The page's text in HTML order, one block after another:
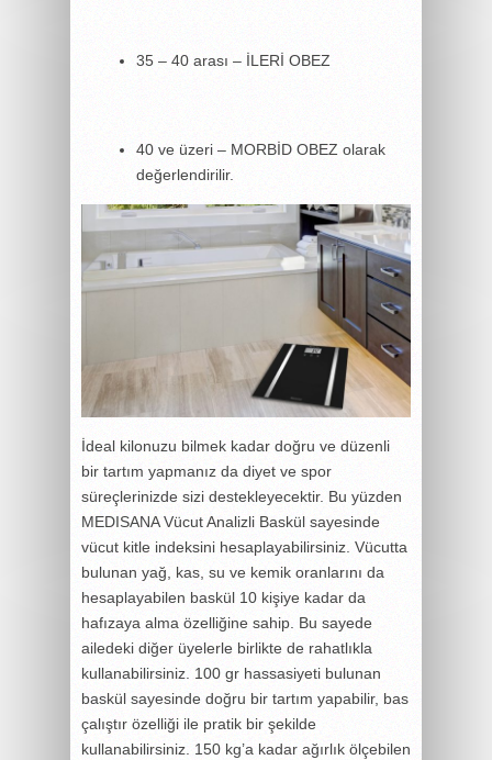
35 – 40 arası – İLERİ OBEZ
40 ve üzeri – MORBİD OBEZ olarak
değerlendirilir.
İdeal kilonuzu bilmek kadar doğru ve düzenli
bir tartım yapmanız da diyet ve spor
süreçlerinizde sizi destekleyecektir. Bu yüzden
MEDISANA Vücut Analizli Baskül sayesinde
vücut kitle indeksini hesaplayabilirsiniz. Vücutta
bulunan yağ, kas, su ve kemik oranlarını da
hesaplayabilen baskül 10 kişiye kadar da
hafızaya alma özelliğine sahip. Bu sayede
ailedeki diğer üyelerle birlikte de rahatlıkla
kullanabilirsiniz. 100 gr hassasiyeti bulunan
baskül sayesinde doğru bir tartım yapabilir, bas
çalıştır özelliği ile pratik bir şekilde
kullanabilirsiniz. 150 kg’a kadar ağırlık ölçebilen